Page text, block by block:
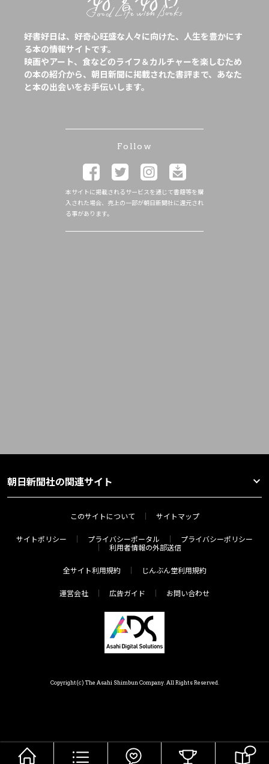
好書好日は、好奇心旺盛な人々に向けた、人生を豊かにす
る本の情報サイトです。
映画やアート、食などのライフ＆カルチャーを楽しむため
の本の紹介から、朝日新聞に掲載された書評まで、あなた
と本の出会いをお手伝いします。
Follow
本サイトに掲載されるサービスを通じて書籍等を購
入された場合、売上の一部が朝日新聞社に還元され
る事があります。
朝日新聞社の関連サイト
このサイトについて サイトマップ
サイトポリシー プライバシーポータル
プライバシーポリシー
利用者情報の外部送信
全サイト利用規約 じんぶん堂利用規約
運営会社 広告ガイド お問い合わせ
Copyright(c) The Asahi Shimbun Company. All Rights Reserved.